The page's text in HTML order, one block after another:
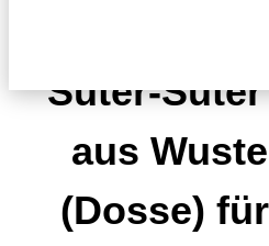
Suter-
aus
(Dosse)